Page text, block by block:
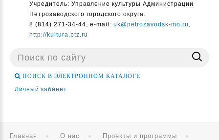
Учредитель: Управление культуры Администрации
Петрозаводского городского округа.
8 (814) 271-34-44, e-mail: uk@petrozavodsk-mo.ru ,
http://kultura.ptz.ru
Поиск
ПОИСК В ЭЛЕКТРОННОМ КАТАЛОГЕ
Личный кабинет
Главная О нас
Проекты и программы